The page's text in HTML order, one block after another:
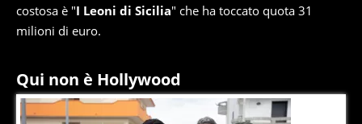
costosa è "I Leoni di Sicilia" che ha toccato quota 31
milioni di euro.
Qui non è Hollywood